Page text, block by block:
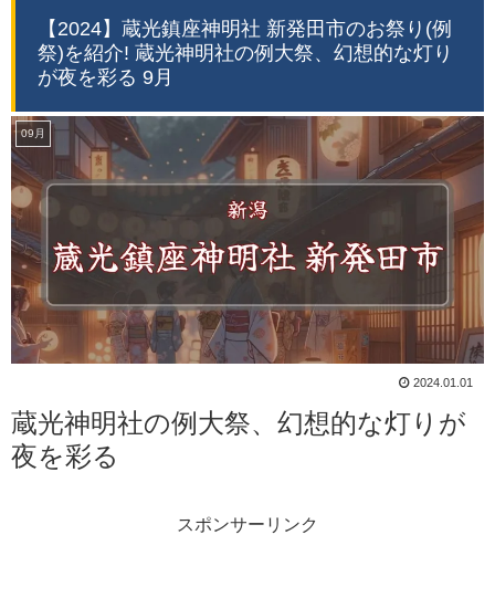
【2024】蔵光鎮座神明社 新発田市のお祭り(例
祭)を紹介! 蔵光神明社の例大祭、幻想的な灯り
が夜を彩る 9月
09月
2024.01.01
蔵光神明社の例大祭、幻想的な灯りが
夜を彩る
スポンサーリンク